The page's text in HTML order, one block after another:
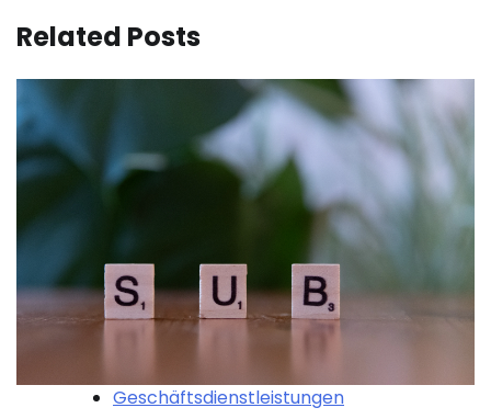
Related Posts
Geschäftsdienstleistungen